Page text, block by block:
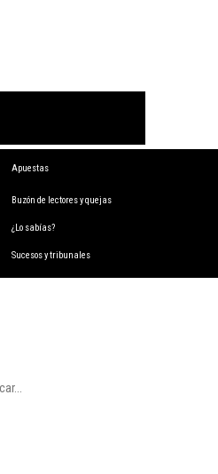
Apuestas
Buzón de lectores y quejas
¿Lo sabías?
Sucesos y tribunales